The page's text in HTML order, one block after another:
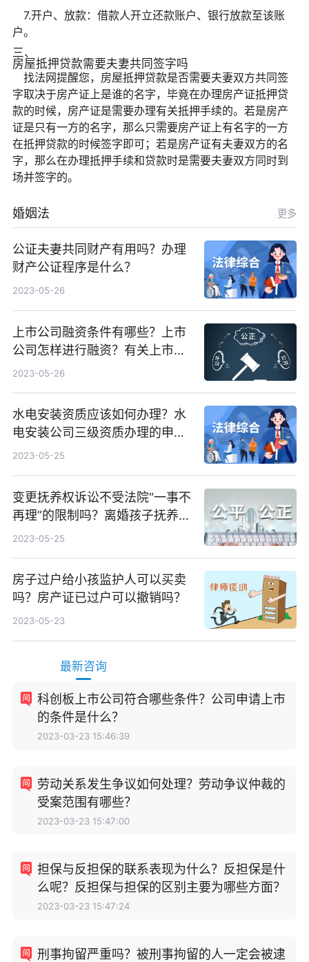
7.开户、放款：借款人开立还款账户、银行放款至该账
户。
三、
房屋抵押贷款需要夫妻共同签字吗
找法网提醒您，房屋抵押贷款是否需要夫妻双方共同签
字取决于房产证上是谁的名字，毕竟在办理房产证抵押贷
款的时候，房产证是需要办理有关抵押手续的。若是房产
证是只有一方的名字，那么只需要房产证上有名字的一方
在抵押贷款的时候签字即可；若是房产证有夫妻双方的名
字，那么在办理抵押手续和贷款时是需要夫妻双方同时到
场并签字的。
婚姻法 更多
公证夫妻共同财产有用吗？办理
财产公证程序是什么？
2023-05-26
上市公司融资条件有哪些？上市
公司怎样进行融资？有关上市公
司是如何来进行资金重组的？
2023-05-26
水电安装资质应该如何办理？水
电安装公司三级资质办理的申报
条件是什么？
2023-05-25
变更抚养权诉讼不受法院“一事不
再理”的限制吗？离婚孩子抚养权
如何变更？
2023-05-25
房子过户给小孩监护人可以买卖
吗？房产证已过户可以撤销吗？
2023-05-23
最新咨询
科创板上市公司符合哪些条件？公司申请上市
的条件是什么？
2023-03-23 15:46:39
劳动关系发生争议如何处理？劳动争议仲裁的
受案范围有哪些？
2023-03-23 15:47:00
担保与反担保的联系表现为什么？反担保是什
么呢？反担保与担保的区别主要为哪些方面？
2023-03-23 15:47:24
刑事拘留严重吗？被刑事拘留的人一定会被逮